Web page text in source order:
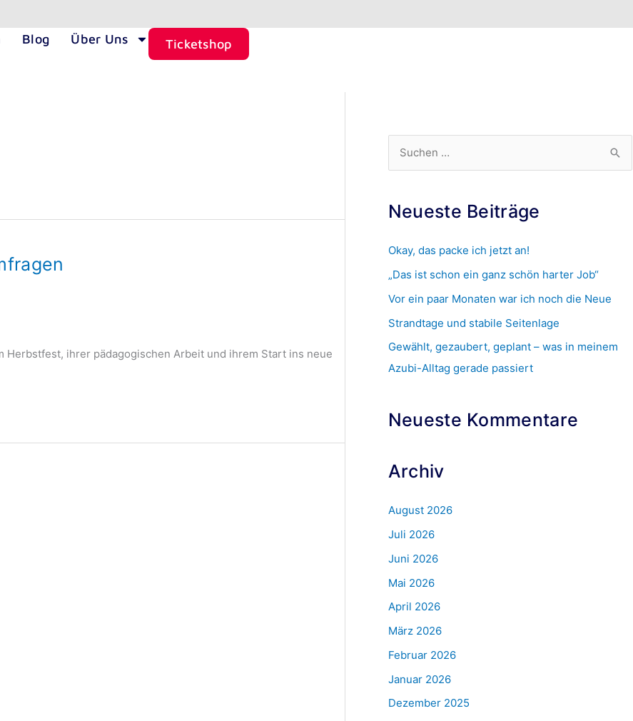
Blog Über Uns Ticketshop
ihrer pädagogischen Arbeit und ihrem Start ins neue
h
n
a
c
h
:
Neueste Beiträge
Okay, das packe ich jetzt an!
„Das ist schon ein ganz schön harter Job“
Vor ein paar Monaten war ich noch die Neue
Strandtage und stabile Seitenlage
Gewählt, gezaubert, geplant – was in meinem
Azubi-Alltag gerade passiert
Neueste Kommentare
Archiv
August 2026
Juli 2026
Juni 2026
Mai 2026
April 2026
März 2026
Februar 2026
Januar 2026
Dezember 2025